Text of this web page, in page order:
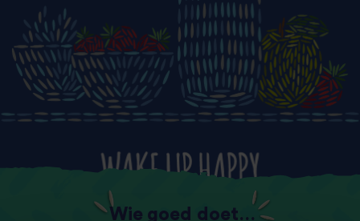
Wie goed doet…